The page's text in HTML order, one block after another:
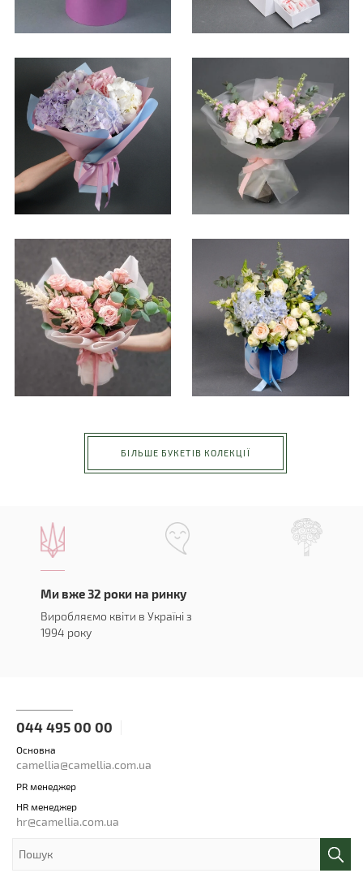
БІЛЬШЕ БУКЕТІВ КОЛЕКЦІЇ
Ми вже 32 роки на ринку
Виробляємо квіти в Україні з
1994 року
044 495 00 00
Основна
camellia@camellia.com.ua
PR менеджер
HR менеджер
hr@camellia.com.ua